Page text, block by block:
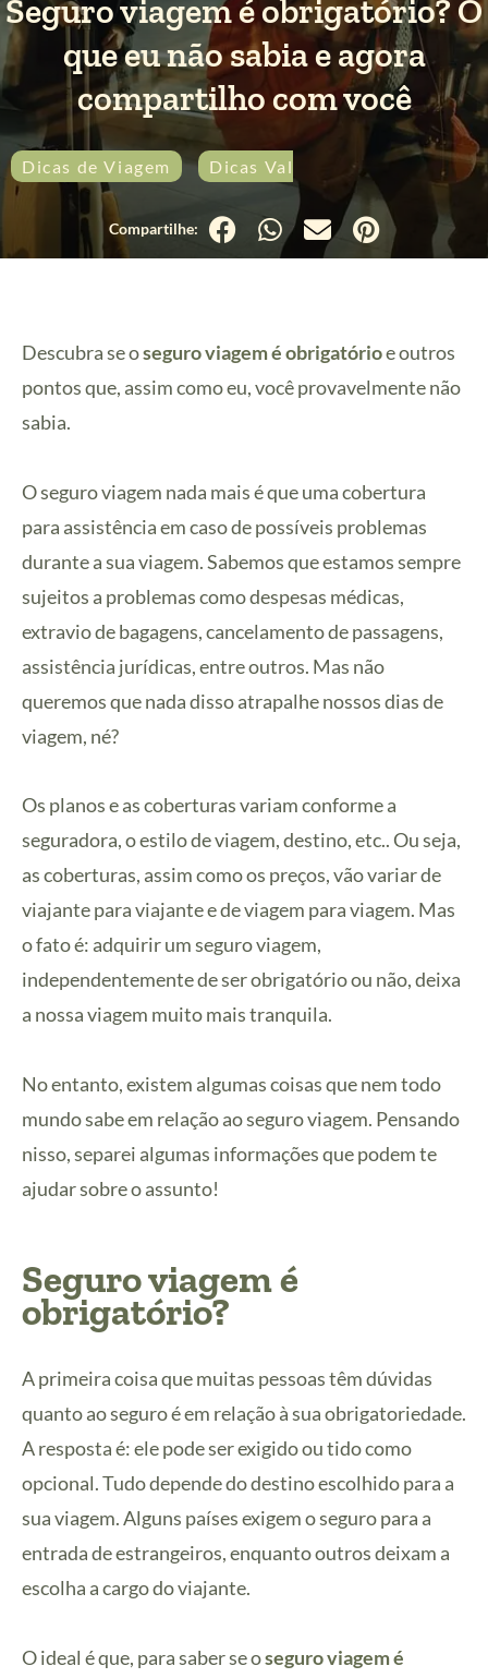
Seguro viagem é obrigatório? O
que eu não sabia e agora
compartilho com você
Dicas de Viagem Dicas Valiosas
Descubra se oseguro viagem é obrigatórioe outros
pontos que, assim como eu, você provavelmente não
sabia.
O seguro viagem nada mais é que uma cobertura
para assistência em caso de possíveis problemas
durante a sua viagem. Sabemos que estamos sempre
sujeitos a problemas como despesas médicas,
extravio de bagagens, cancelamento de passagens,
assistência jurídicas, entre outros. Mas não
queremos que nada disso atrapalhe nossos dias de
viagem, né?
Os planos e as coberturas variam conforme a
seguradora, o estilo de viagem, destino, etc.. Ou seja,
as coberturas, assim como os preços, vão variar de
viajante para viajante e de viagem para viagem. Mas
o fato é: adquirir um seguro viagem,
independentemente de ser obrigatório ou não, deixa
a nossa viagem muito mais tranquila.
No entanto, existem algumas coisas que nem todo
mundo sabe em relação ao seguro viagem. Pensando
nisso, separei algumas informações que podem te
ajudar sobre o assunto!
Seguro viagem é
obrigatório?
A primeira coisa que muitas pessoas têm dúvidas
quanto ao seguro é em relação à sua obrigatoriedade.
A resposta é: ele pode ser exigido ou tido como
opcional. Tudo depende do destino escolhido para a
sua viagem. Alguns países exigem o seguro para a
entrada de estrangeiros, enquanto outros deixam a
escolha a cargo do viajante.
O ideal é que, para saber se oseguro viagem é